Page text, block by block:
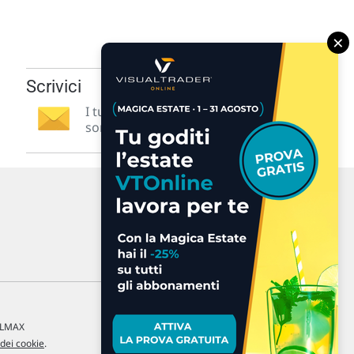
Scrivici
I tuoi suggerimenti per noi
sono preziosi e molto utili! »
cookie.
×